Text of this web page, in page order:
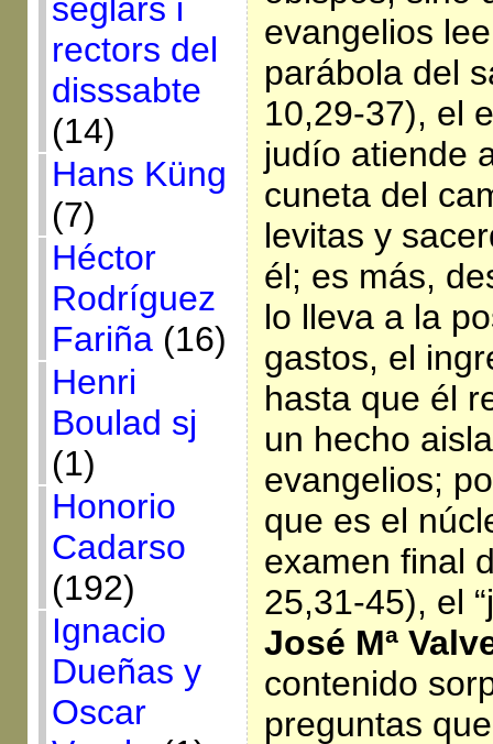
seglars i
rectors del
disssabte
(14)
Hans Küng
(7)
Héctor
Rodríguez
Fariña(16)
Henri
Boulad sj
(1)
Honorio
Cadarso
(192)
Ignacio
Dueñas y
Oscar
evangelios
parábola del
10,29-37), el
judío atiende
cuneta del
levitas y
él; es más,
lo lleva a la
gastos, el
hasta que él
un hecho
evangelios;
que es el
examen final
25,31-45), el
José Mª
contenido
preguntas